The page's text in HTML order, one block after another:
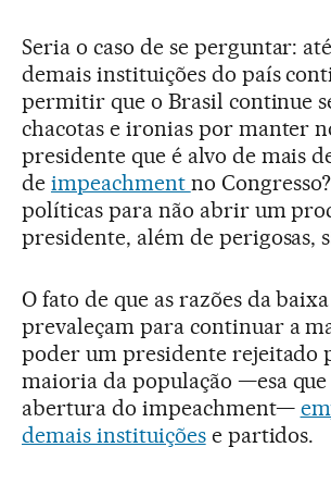
Seria o caso de se perguntar:
demais instituições do país
permitir que o Brasil continue
chacotas e ironias por manter
presidente que é alvo de mais
de impeachment no
políticas para não abrir um
presidente, além de perigosas,
O fato de que as razões da
prevaleçam para continuar a
poder um presidente rejeitado
maioria da população —esa que
abertura do impeachment—
demais instituiçõese partidos.